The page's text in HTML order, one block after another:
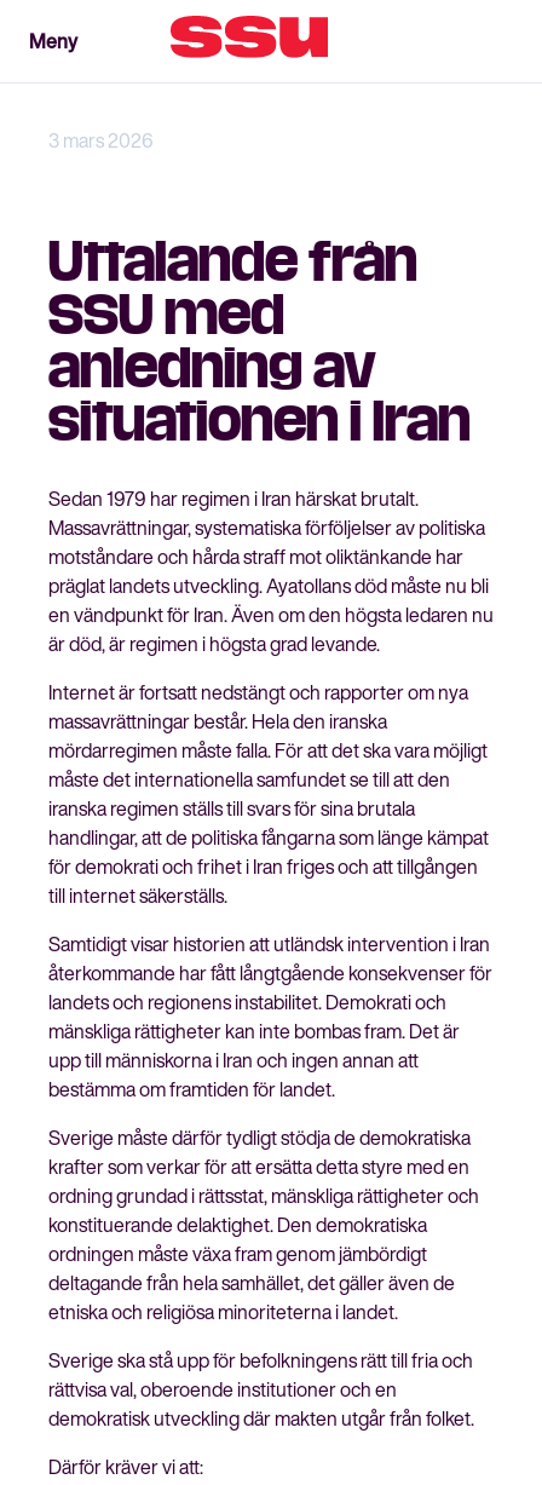
Stäng
Bli medlem
MenyMeny
3 mars 2026
Uttalande från
SSU med
anledning av
situationen i Iran
Sedan 1979 har regimen i Iran härskat brutalt.
Massavrättningar, systematiska förföljelser av politiska
motståndare och hårda straff mot oliktänkande har
präglat landets utveckling. Ayatollans död måste nu bli
en vändpunkt för Iran. Även om den högsta ledaren nu
är död, är regimen i högsta grad levande.
Internet är fortsatt nedstängt och rapporter om nya
massavrättningar består. Hela den iranska
mördarregimen måste falla. För att det ska vara möjligt
måste det internationella samfundet se till att den
iranska regimen ställs till svars för sina brutala
handlingar, att de politiska fångarna som länge kämpat
för demokrati och frihet i Iran friges och att tillgången
till internet säkerställs.
Samtidigt visar historien att utländsk intervention i Iran
återkommande har fått långtgående konsekvenser för
landets och regionens instabilitet. Demokrati och
mänskliga rättigheter kan inte bombas fram. Det är
upp till människorna i Iran och ingen annan att
bestämma om framtiden för landet.
Sverige måste därför tydligt stödja de demokratiska
krafter som verkar för att ersätta detta styre med en
ordning grundad i rättsstat, mänskliga rättigheter och
konstituerande delaktighet. Den demokratiska
ordningen måste växa fram genom jämbördigt
deltagande från hela samhället, det gäller även de
etniska och religiösa minoriteterna i landet.
Sverige ska stå upp för befolkningens rätt till fria och
rättvisa val, oberoende institutioner och en
demokratisk utveckling där makten utgår från folket.
Därför kräver vi att: